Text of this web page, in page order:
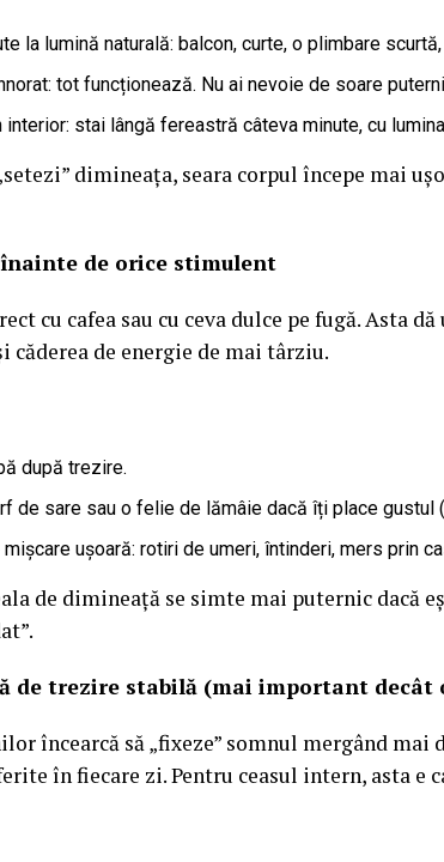
la lumină naturală: balcon, curte, o plimbare
tot funcționează. Nu ai nevoie de soare
interior: stai lângă fereastră câteva minute, cu
dimineața, seara corpul începe mai
de orice stimulent
cu cafea sau cu ceva dulce pe fugă. Asta
de energie de mai târziu.
după trezire.
de sare sau o felie de lămâie dacă îți place gustul
ușoară: rotiri de umeri, întinderi, mers prin
de dimineață se simte mai puternic dacă
de trezire stabilă (mai important decât
încearcă să „fixeze” somnul mergând mai
în fiecare zi. Pentru ceasul intern, asta e